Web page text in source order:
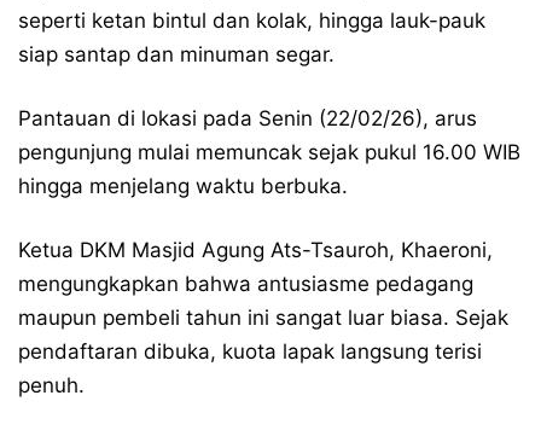
seperti ketan bintul dan kolak, hingga lauk-pauk
siap santap dan minuman segar.
Pantauan di lokasi pada Senin (22/02/26), arus
pengunjung mulai memuncak sejak pukul 16.00 WIB
hingga menjelang waktu berbuka.
Ketua DKM Masjid Agung Ats-Tsauroh, Khaeroni,
mengungkapkan bahwa antusiasme pedagang
maupun pembeli tahun ini sangat luar biasa. Sejak
pendaftaran dibuka, kuota lapak langsung terisi
penuh.